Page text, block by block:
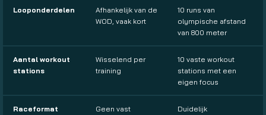
Looponderdelen
Afhankelijk van de
WOD, vaak kort
10 runs van
olympische afstand
van 800 meter
Aantal workout
stations
Wisselend per
training
10 vaste workout
stations met een
eigen focus
Raceformat
Geen vast
Duidelijk